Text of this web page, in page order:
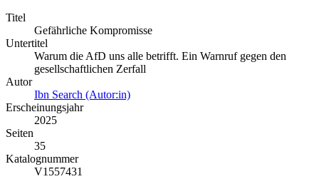
Titel
Gefährliche Kompromisse
Untertitel
Warum die AfD uns alle betrifft. Ein Warnruf gegen den
gesellschaftlichen Zerfall
Autor
Ibn Search (Autor:in)
Erscheinungsjahr
2025
Seiten
35
Katalognummer
V1557431